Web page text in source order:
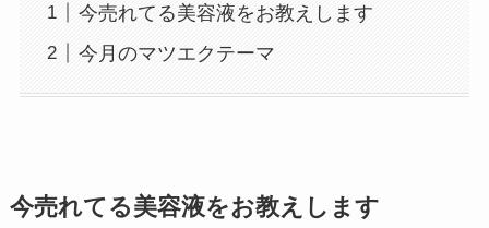
今売れてる美容液をお教えします
今月のマツエクテーマ
今売れてる美容液をお教えします